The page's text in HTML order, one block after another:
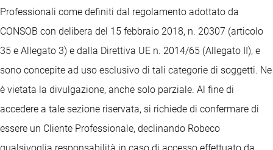
Professionali come definiti dal regolamento adottato da
CONSOB con delibera del 15 febbraio 2018, n. 20307 (articolo
35 e Allegato 3) e dalla Direttiva UE n. 2014/65 (Allegato II), e
sono concepite ad uso esclusivo di tali categorie di soggetti. Ne
è vietata la divulgazione, anche solo parziale. Al fine di
accedere a tale sezione riservata, si richiede di confermare di
essere un Cliente Professionale, declinando Robeco